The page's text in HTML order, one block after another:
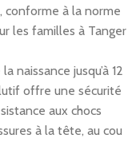
conforme à la norme
les familles à Tanger
naissance jusqu’à 12
offre une sécurité
aux chocs
à la tête, au cou